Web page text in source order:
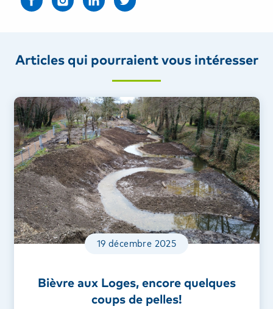
Articles qui pourraient vous intéresser
19 décembre 2025
Bièvre aux Loges, encore quelques
coups de pelles!